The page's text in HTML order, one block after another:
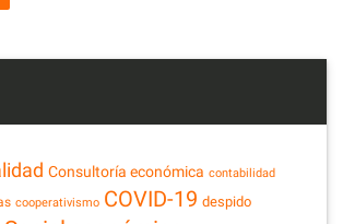
Consultoría económica contabilidad
cooperativismo COVID-19 despido